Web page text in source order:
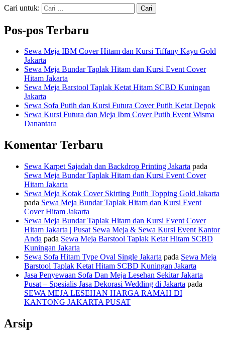
Cari untuk:
Pos-pos Terbaru
Sewa Meja IBM Cover Hitam dan Kursi Tiffany Kayu Gold
Jakarta
Sewa Meja Bundar Taplak Hitam dan Kursi Event Cover
Hitam Jakarta
Sewa Meja Barstool Taplak Ketat Hitam SCBD Kuningan
Jakarta
Sewa Sofa Putih dan Kursi Futura Cover Putih Ketat Depok
Sewa Kursi Futura dan Meja Ibm Cover Putih Event Wisma
Danantara
Komentar Terbaru
Sewa Karpet Sajadah dan Backdrop Printing Jakarta pada
Sewa Meja Bundar Taplak Hitam dan Kursi Event Cover
Hitam Jakarta
Sewa Meja Kotak Cover Skirting Putih Topping Gold Jakarta
pada Sewa Meja Bundar Taplak Hitam dan Kursi Event
Cover Hitam Jakarta
Sewa Meja Bundar Taplak Hitam dan Kursi Event Cover
Hitam Jakarta | Pusat Sewa Meja & Sewa Kursi Event Kantor
Anda pada Sewa Meja Barstool Taplak Ketat Hitam SCBD
Kuningan Jakarta
Sewa Sofa Hitam Type Oval Single Jakarta pada Sewa Meja
Barstool Taplak Ketat Hitam SCBD Kuningan Jakarta
Jasa Penyewaan Sofa Dan Meja Lesehan Sekitar Jakarta
Pusat – Spesialis Jasa Dekorasi Wedding di Jakarta pada
SEWA MEJA LESEHAN HARGA RAMAH DI
KANTONG JAKARTA PUSAT
Arsip